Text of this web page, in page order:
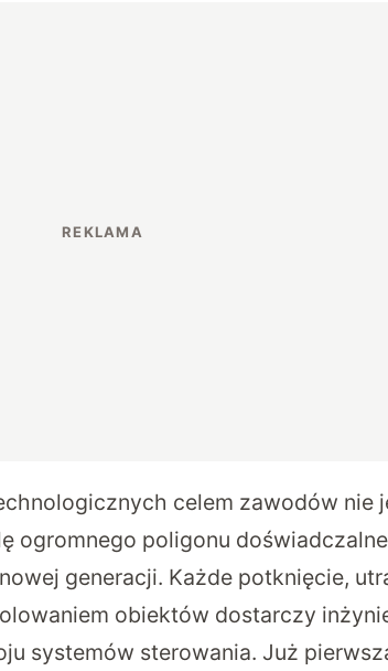
celem zawodów nie
ogromnego poligonu
generacji. Każde potknięcie,
obiektów dostarczy
systemów sterowania. Już